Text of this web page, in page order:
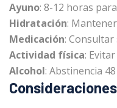
Ayuno: 8-12 horas
Hidratación:
Medicación:
Actividad física:
Alcohol: Abstinencia